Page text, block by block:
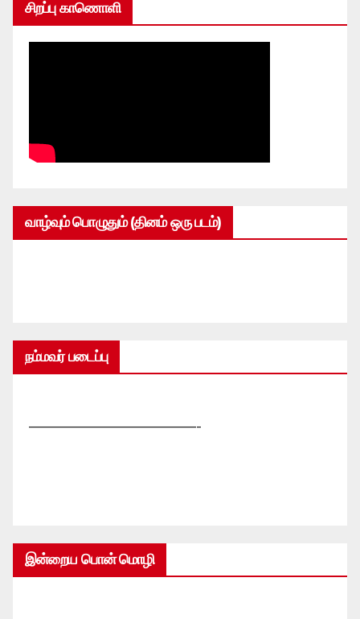
சிறப்பு காணொளி
வாழ்வும் பொழுதும் (தினம் ஒரு படம்)
நம்மவர் படைப்பு
—————————————-
இன்றைய பொன் மொழி